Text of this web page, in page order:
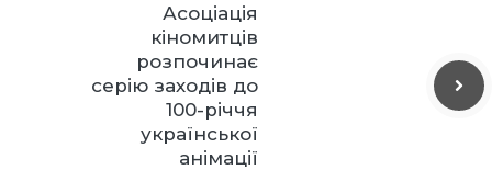
Асоціація
кіномитців
розпочинає
серію заходів до
100-річчя
української
анімації